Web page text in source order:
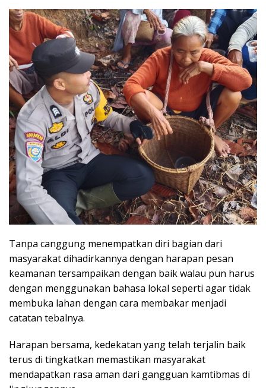
Tanpa canggung menempatkan diri bagian dari
masyarakat dihadirkannya dengan harapan pesan
keamanan tersampaikan dengan baik walau pun harus
dengan menggunakan bahasa lokal seperti agar tidak
membuka lahan dengan cara membakar menjadi
catatan tebalnya.
Harapan bersama, kedekatan yang telah terjalin baik
terus di tingkatkan memastikan masyarakat
mendapatkan rasa aman dari gangguan kamtibmas di